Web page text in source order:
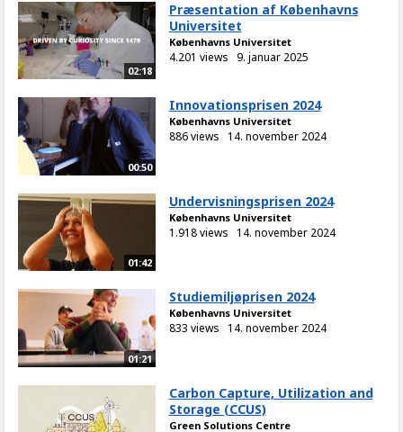
02:18
Præsentation af Københavns
Universitet
Københavns Universitet
4.201 views 9. januar 2025
00:50
Innovationsprisen 2024
Københavns Universitet
886 views 14. november 2024
01:42
Undervisningsprisen 2024
Københavns Universitet
1.918 views 14. november 2024
01:21
Studiemiljøprisen 2024
Københavns Universitet
833 views 14. november 2024
Carbon Capture, Utilization and
Storage (CCUS)
Green Solutions Centre